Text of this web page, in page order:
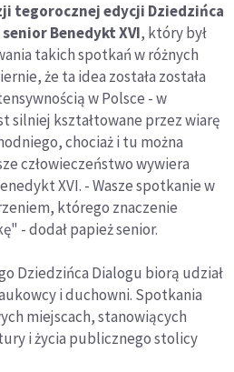
tegorocznej edycji Dziedzińca
Benedykt XVI, który był
takich spotkań w różnych
że ta idea została została
w Polsce - w
silniej kształtowane przez wiarę
chociaż i tu można
człowieczeństwo wywiera
XVI. - Wasze spotkanie w
którego znaczenie
- dodał papież senior.
Dziedzińca Dialogu biorą udział
i duchowni. Spotkania
miejscach, stanowiących
i życia publicznego stolicy